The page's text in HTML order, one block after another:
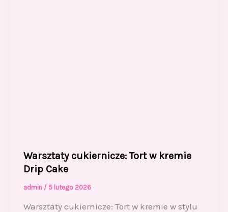
Warsztaty cukiernicze: Tort w kremie
Drip Cake
admin / 5 lutego 2026
Warsztaty cukiernicze: Tort w kremie w stylu